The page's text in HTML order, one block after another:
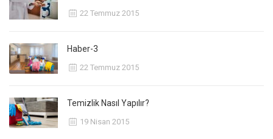
22 Temmuz 2015
Haber-3
22 Temmuz 2015
Temizlik Nasıl Yapılır?
19 Nisan 2015